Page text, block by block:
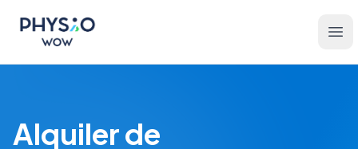
Physio WOW
Alquiler de